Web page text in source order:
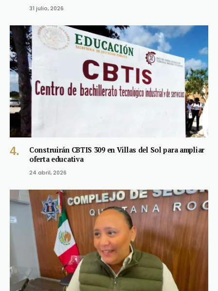
31 julio, 2026
Construirán CBTIS 309 en Villas del Sol para ampliar
oferta educativa
24 abril, 2026